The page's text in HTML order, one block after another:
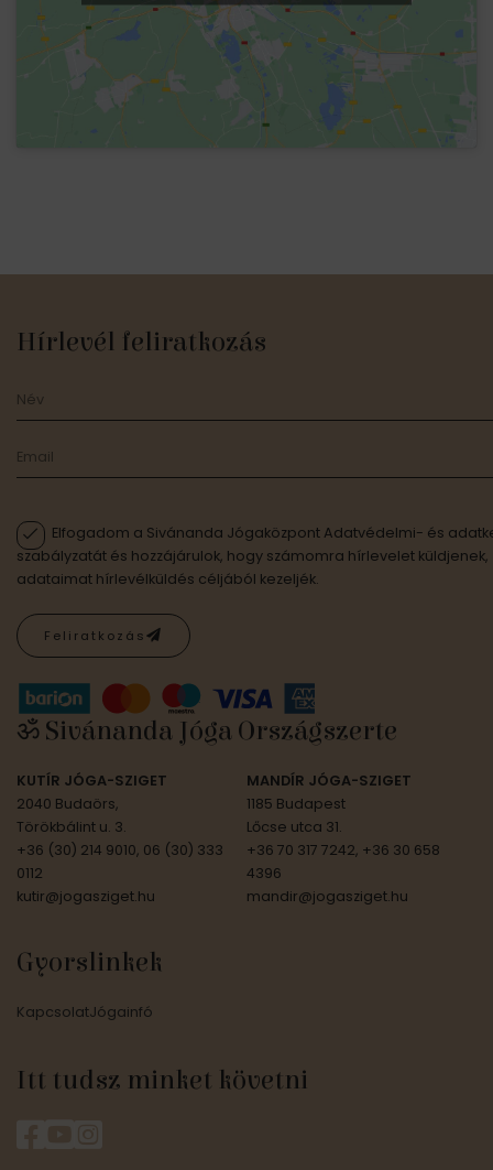
Hírlevél feliratkozás
Elfogadom a Sivánanda Jógaközpont Adatvédelmi- és
szabályzatát és hozzájárulok, hogy számomra hírlevelet küldjenek,
adataimat hírlevélküldés céljából kezeljék.
Feliratkozás
ॐ Sivánanda Jóga Országszerte
KUTÍR JÓGA-SZIGET
2040 Budaörs,
Törökbálint u. 3.
+36 (30) 214 9010, 06 (30) 333
0112
kutir@jogasziget.hu
MANDÍR JÓGA-SZIGET
1185 Budapest
Lőcse utca 31.
+36 70 317 7242, +36 30 658
4396
mandir@jogasziget.hu
Gyorslinkek
KapcsolatJógainfó
Itt tudsz minket követni